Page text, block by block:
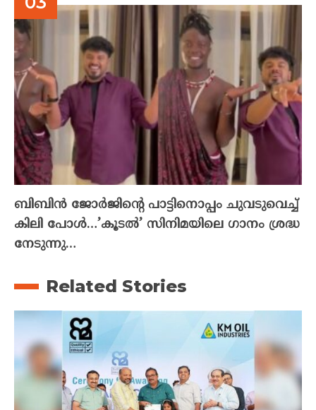
ബിബിൻ ജോർജിന്റെ പാട്ടിനൊപ്പം ചുവടുവെച്ച്
കിലി പോൾ…’കൂടൽ’ സിനിമയിലെ ഗാനം ശ്രദ്ധ
നേടുന്നു…
Related Stories